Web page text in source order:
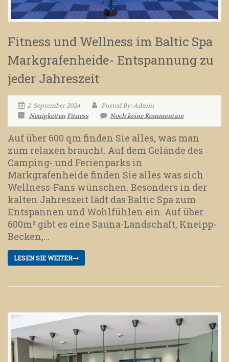
Fitness und Wellness im Baltic Spa
Markgrafenheide- Entspannung zu
jeder Jahreszeit
2. September 2024
Posted By: Admin
NeuigkeitenFitness Noch keine Kommentare
Auf über 600 qm finden Sie alles, was man
zum relaxen braucht. Auf dem Gelände des
Camping- und Ferienparks in
Markgrafenheide finden Sie alles was sich
Wellness-Fans wünschen. Besonders in der
kalten Jahreszeit lädt das Baltic Spa zum
Entspannen und Wohlfühlen ein. Auf über
600m² gibt es eine Sauna-Landschaft, Kneipp-
Becken,...
LESEN SIE WEITER